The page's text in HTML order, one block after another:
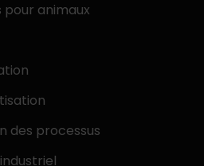
animaux
des processus